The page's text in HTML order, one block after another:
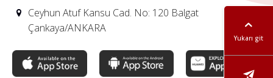
Yukarı git
Ceyhun Atuf Kansu Cad. No: 120 Balgat
Çankaya/ANKARA